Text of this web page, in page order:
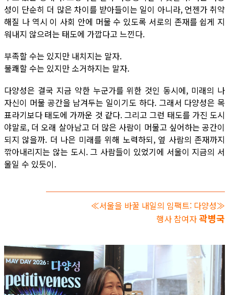
성이 단순히 더 많은 차이를 받아들이는 일이 아니라, 언젠가 취약
해질 나 역시 이 사회 안에 머물 수 있도록 서로의 존재를 쉽게 지
워내지 않으려는 태도에 가깝다고 느낀다.
부족할 수는 있지만 내치지는 말자.
불쾌할 수는 있지만 소거하지는 말자.
다양성은 결국 지금 약한 누군가를 위한 것인 동시에, 미래의 나
자신이 머물 공간을 남겨두는 일이기도 하다. 그래서 다양성은 목
표라기보다 태도에 가까운 것 같다. 그리고 그런 태도를 가진 도시
야말로, 더 오래 살아남고 더 많은 사람이 머물고 싶어하는 공간이
되지 않을까. 더 나은 미래를 위해 노력하되, 옆 사람의 존재까지
깎아내리지는 않는 도시. 그 사람들이 있었기에 서울이 지금의 서
울일 수 있듯이.
≪서울을 바꿀 내일의 임팩트: 다양성≫
행사 참여자 곽병국